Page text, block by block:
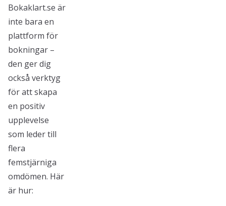
Bokaklart.se är
inte bara en
plattform för
bokningar –
den ger dig
också verktyg
för att skapa
en positiv
upplevelse
som leder till
flera
femstjärniga
omdömen. Här
är hur: